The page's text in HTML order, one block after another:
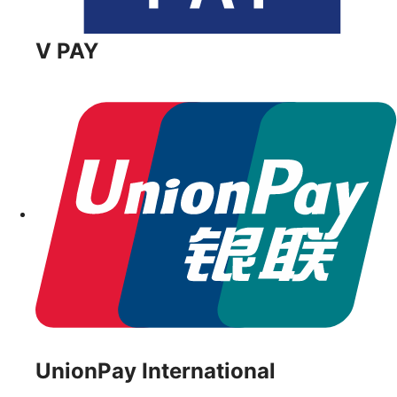
V PAY
UnionPay International